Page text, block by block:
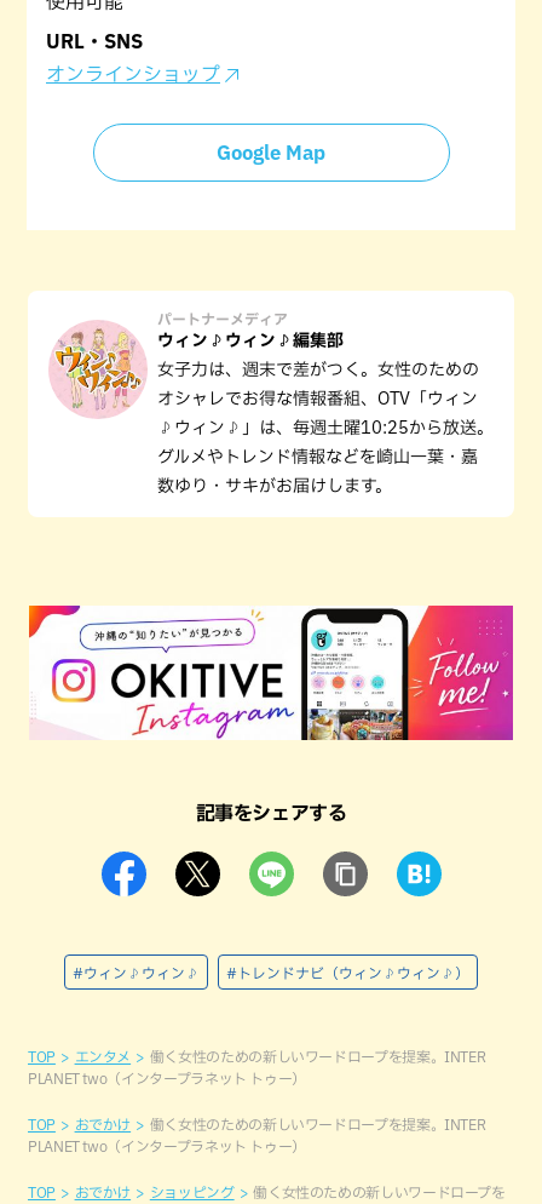
URL・SNS
オンラインショップ
Google Map
パートナーメディア
ウィン♪ウィン♪編集部
女子力は、週末で差がつく。女性のための
オシャレでお得な情報番組、OTV「ウィン
♪ウィン♪」は、毎週土曜10:25から放送。
グルメやトレンド情報などを崎山一葉・嘉
数ゆり・サキがお届けします。
記事をシェアする
#ウィン♪ウィン♪ #トレンドナビ（ウィン♪ウィン♪）
TOP エンタメ
働く女性のための新しいワードロープを提案。INTER
PLANET two（インタープラネット トゥー）
TOP おでかけ
働く女性のための新しいワードロープを提案。INTER
PLANET two（インタープラネット トゥー）
TOP おでかけ ショッピング
働く女性のための新しいワードロープを